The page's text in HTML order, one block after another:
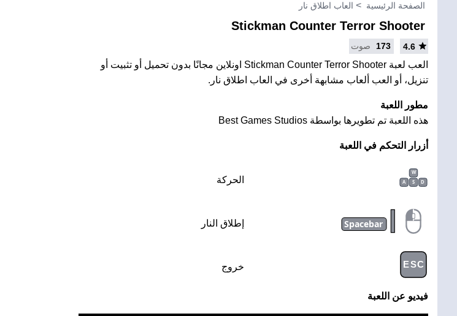
الصفحة الرئيسية العاب اطلاق نار
Stickman Counter Terror Shooter
4.6
173 صوت
العب لعبة Stickman Counter Terror Shooter اونلاين مجانًا بدون تحميل أو تثبيت أو
تنزيل، أو العب ألعاب مشابهة أخرى في العاب اطلاق نار.
مطور اللعبة
هذه اللعبة تم تطويرها بواسطة Best Games Studios
أزرار التحكم في اللعبة
W
A
S D الحركة
|
Spacebar إطلاق النار
ESC خروج
فيديو عن اللعبة